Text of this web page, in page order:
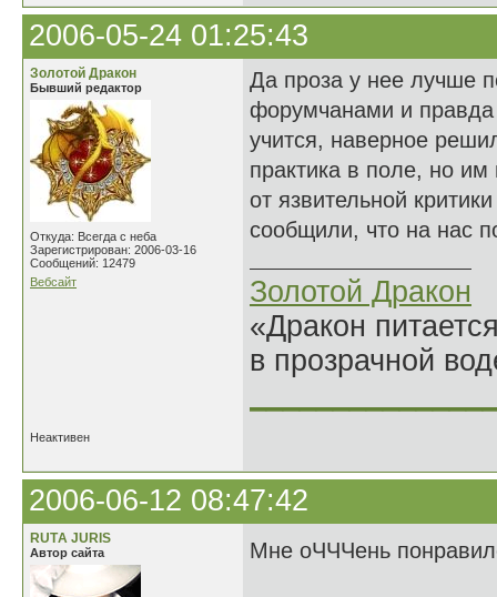
2006-05-24 01:25:43
Золотой Дракон
Бывший редактор
Откуда: Всегда с неба
Зарегистрирован: 2006-03-16
Сообщений: 12479
Вебсайт
Да проза у нее лучше
форумчанами и правда
учится, наверное
практика в поле, но им
от язвительной
сообщили, что на нас
Золотой Дракон
«Дракон
в прозрачной
Неактивен
2006-06-12 08:47:42
RUTА JURIS
Автор сайта Мне оЧЧЧень